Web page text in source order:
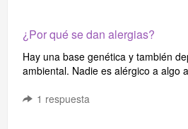
¿Por qué se dan alergias?
Hay una base genética y también
ambiental. Nadie es alérgico a algo
1 respuesta